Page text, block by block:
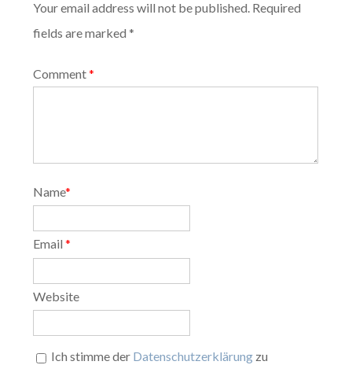
Your email address will not be published. Required
fields are marked *
Comment*
Name*
Email*
Website
Ich stimme der Datenschutzerklärung zu